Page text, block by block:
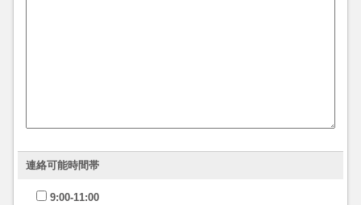
連絡可能時間帯
9:00-11:00